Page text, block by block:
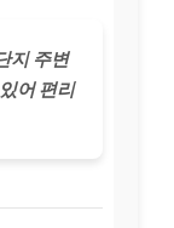
지 주변
어 편리